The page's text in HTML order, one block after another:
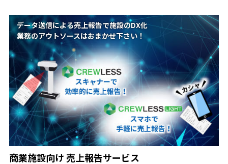
データ送信による売上報告で施設のDX化
業務のアウトソースはおまかせ下さい！
商業施設向け 売上報告サービス